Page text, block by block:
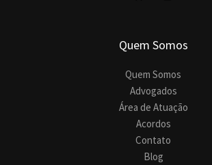
Quem Somos
Quem Somos
Advogados
Área de Atuação
Acordos
Contato
Blog